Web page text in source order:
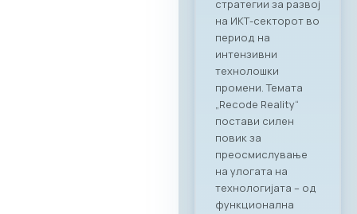
партнерства и
истражување на
можности за
соработка во
опуштена, но
професионална
атмосфера.
Синергија помеѓу
врвното
угостителство
Главниот фокус на
„CONNECT & TASTE“